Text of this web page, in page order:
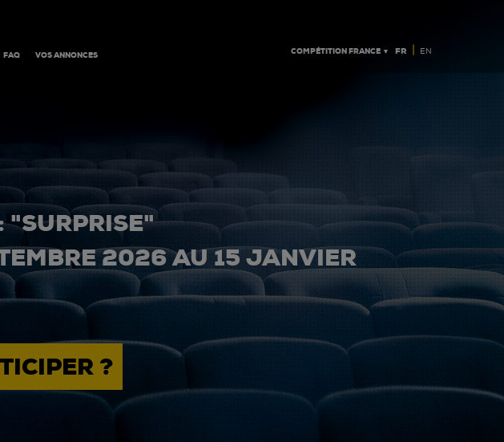
FAQ VOS ANNONCES COMPÉTITION FRANCE ▼ FR | EN
"SURPRISE"
2026 AU 15 JANVIER
?